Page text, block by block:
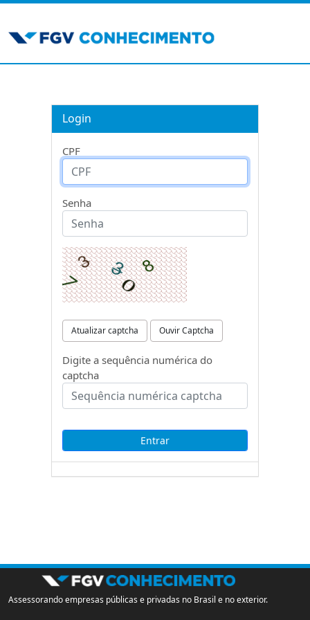
Login
CPF
Senha
Atualizar captcha Ouvir Captcha
Digite a sequência numérica do
captcha
Assessorando empresas públicas e privadas no Brasil e no exterior.